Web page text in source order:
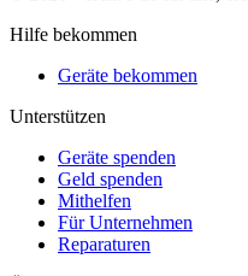
Hilfe bekommen
Geräte bekommen
Unterstützen
Geräte spenden
Geld spenden
Mithelfen
Für Unternehmen
Reparaturen